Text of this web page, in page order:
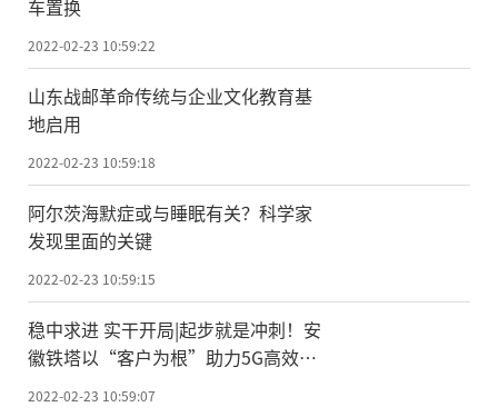
车置换
2022-02-23 10:59:22
山东战邮革命传统与企业文化教育基
地启用
2022-02-23 10:59:18
阿尔茨海默症或与睡眠有关？科学家
发现里面的关键
2022-02-23 10:59:15
稳中求进 实干开局|起步就是冲刺！安
徽铁塔以“客户为根”助力5G高效低
成本建设
2022-02-23 10:59:07